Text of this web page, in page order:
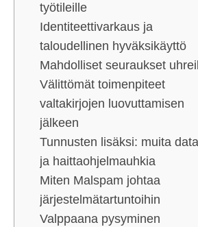
työtileille
Identiteettivarkaus ja
taloudellinen hyväksikäyttö
Mahdolliset seuraukset
Välittömät toimenpiteet
valtakirjojen luovuttamisen
jälkeen
Tunnusten lisäksi: muita
ja haittaohjelmauhkia
Miten Malspam johtaa
järjestelmätartuntoihin
Valppaana pysyminen